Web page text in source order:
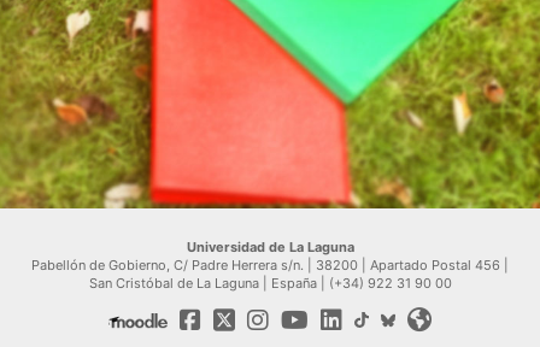
Universidad de La Laguna
Pabellón de Gobierno, C/ Padre Herrera s/n. | 38200 | Apartado Postal 456 |
San Cristóbal de La Laguna | España | (+34) 922 31 90 00